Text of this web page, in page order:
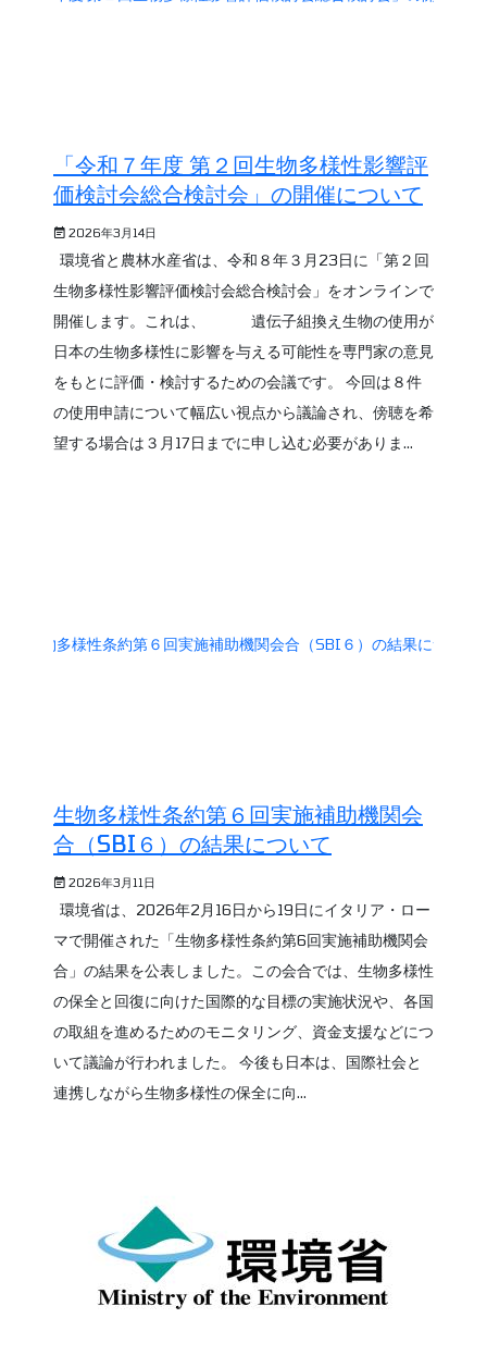
「令和７年度 第２回生物多様性影響評
価検討会総合検討会」の開催について
2026年3月14日
環境省と農林水産省は、令和８年３月23日に「第２回
生物多様性影響評価検討会総合検討会」をオンラインで
開催します。これは、 遺伝子組換え生物の使用が
日本の生物多様性に影響を与える可能性を専門家の意見
をもとに評価・検討するための会議です。 今回は８件
の使用申請について幅広い視点から議論され、傍聴を希
望する場合は３月17日までに申し込む必要がありま...
生物多様性条約第６回実施補助機関会
合（SBI６）の結果について
2026年3月11日
環境省は、2026年2月16日から19日にイタリア・ロー
マで開催された「生物多様性条約第6回実施補助機関会
合」の結果を公表しました。この会合では、生物多様性
の保全と回復に向けた国際的な目標の実施状況や、各国
の取組を進めるためのモニタリング、資金支援などにつ
いて議論が行われました。 今後も日本は、国際社会と
連携しながら生物多様性の保全に向...